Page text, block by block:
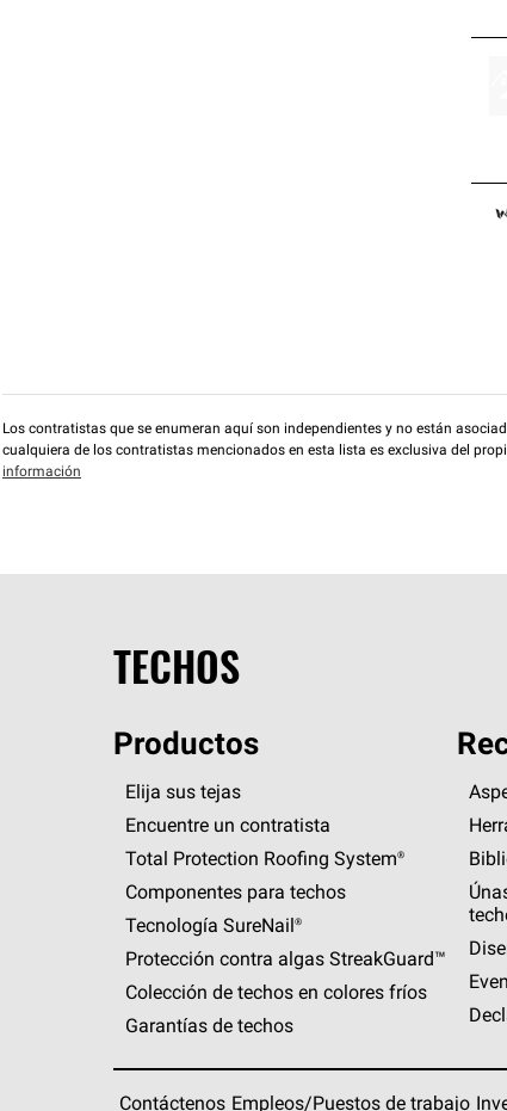
Los contratistas que se enumeran aquí son independientes y no están
cualquiera de los contratistas mencionados en esta lista es exclusiva del
información
TECHOS
Productos
Elija sus tejas
Encuentre un contratista
Total Protection Roofing System®
Componentes para techos
Tecnología SureNail®
Protección contra algas StreakGuard™
Colección de techos en colores fríos
Garantías de techos
Contáctenos Empleos/Puestos de trabajo